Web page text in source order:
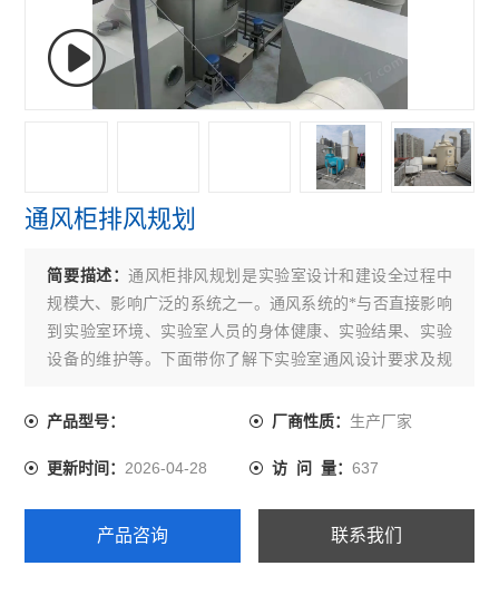
通风柜排风规划
简要描述：通风柜排风规划是实验室设计和建设全过程中
规模大、影响广泛的系统之一。通风系统的*与否直接影响
到实验室环境、实验室人员的身体健康、实验结果、实验
设备的维护等。下面带你了解下实验室通风设计要求及规
产品型号： 厂商性质： 生产厂家
更新时间：2026-04-28 访 问 量： 637
产品咨询 联系我们